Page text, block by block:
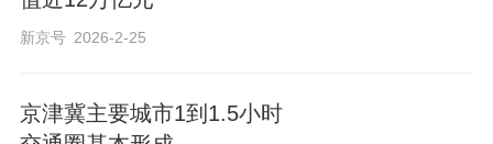
新京号 2026-2-25
京津冀主要城市1到1.5小时